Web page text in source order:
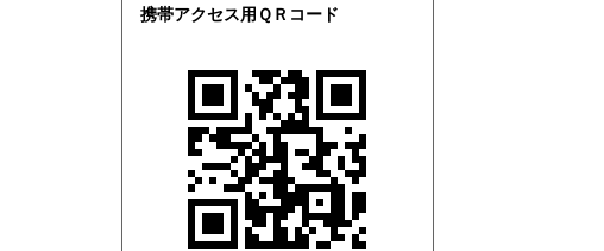
携帯アクセス用ＱＲコード